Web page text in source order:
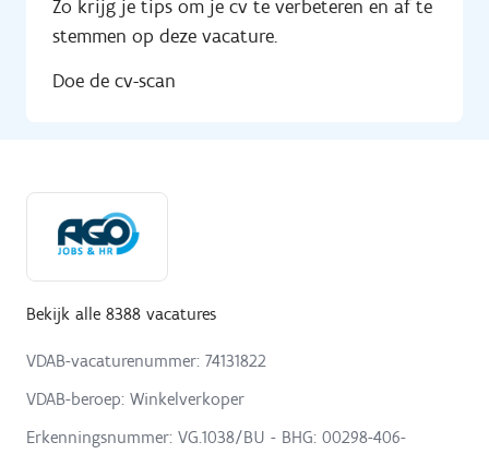
Zo krijg je tips om je cv te verbeteren en af te
stemmen op deze vacature.
Doe de cv-scan
Bekijk alle 8388 vacatures
VDAB-vacaturenummer: 74131822
VDAB-beroep: Winkelverkoper
Erkenningsnummer: VG.1038/BU - BHG: 00298-406-